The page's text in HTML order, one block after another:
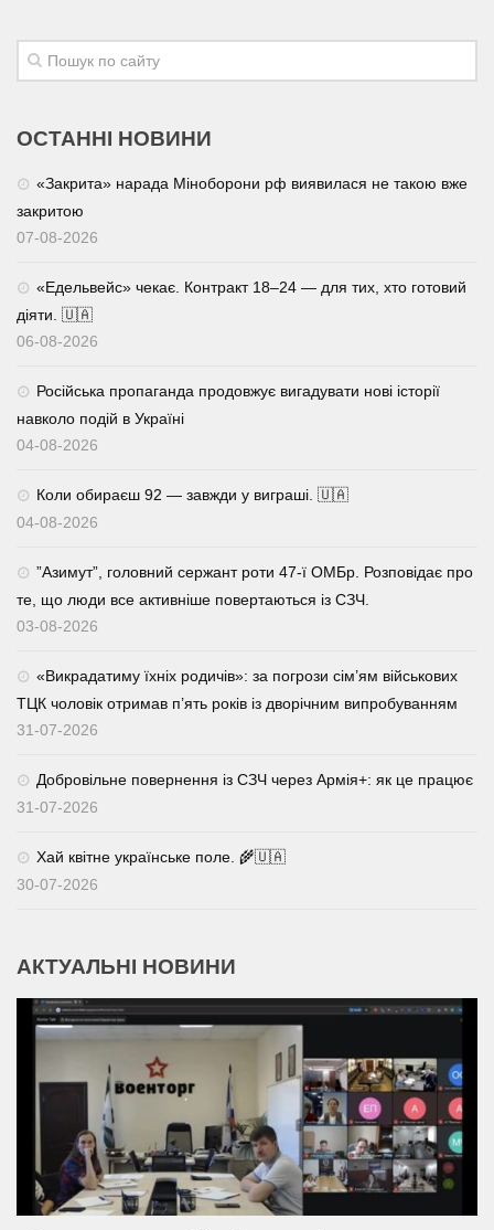
ОСТАННІ НОВИНИ
«Закрита» нарада Міноборони рф виявилася не такою вже
закритою
07-08-2026
«Едельвейс» чекає. Контракт 18–24 — для тих, хто готовий
діяти. 🇺🇦
06-08-2026
Російська пропаганда продовжує вигадувати нові історії
навколо подій в Україні
04-08-2026
Коли обираєш 92 — завжди у виграші. 🇺🇦
04-08-2026
⁨”Азимут”, головний сержант роти 47-ї ОМБр. Розповідає про
те, що люди все активніше повертаються із СЗЧ.
03-08-2026
«Викрадатиму їхніх родичів»: за погрози сім’ям військових
ТЦК чоловік отримав п’ять років із дворічним випробуванням
31-07-2026
Добровільне повернення із СЗЧ через Армія+: як це працює
31-07-2026
Хай квітне українське поле. 🌾🇺🇦
30-07-2026
АКТУАЛЬНІ НОВИНИ